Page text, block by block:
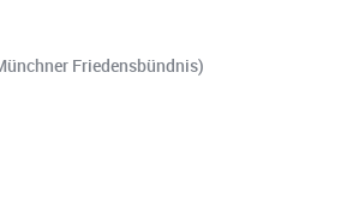
Friedensbündnis)